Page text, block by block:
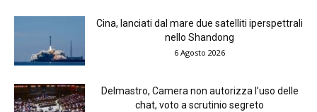
Cina, lanciati dal mare due satelliti iperspettrali
nello Shandong
6 Agosto 2026
Delmastro, Camera non autorizza l’uso delle
chat, voto a scrutinio segreto